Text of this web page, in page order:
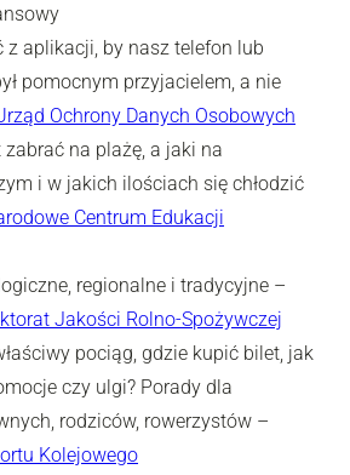
z aplikacji, by nasz telefon lub
pomocnym przyjacielem, a nie
Ochrony Danych Osobowych
na plażę, a jaki na
i w jakich ilościach się chłodzić
Centrum Edukacji
regionalne i tradycyjne –
Jakości Rolno-Spożywczej
pociąg, gdzie kupić bilet, jak
czy ulgi? Porady dla
rodziców, rowerzystów –
Kolejowego